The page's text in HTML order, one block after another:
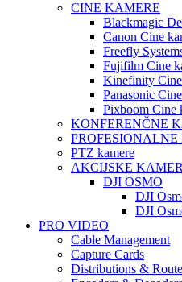
CINE KAMERE
Blackmagic
Canon Cine
Freefly
Fujifilm Cine
Kinefinity
Panasonic
Pixboom Cine
KONFERENČNE
PTZ kamere
AKCIJSKE
DJI OSMO
DJI
DJI
PRO VIDEO
Cable Management
Capture Cards
Distributions &